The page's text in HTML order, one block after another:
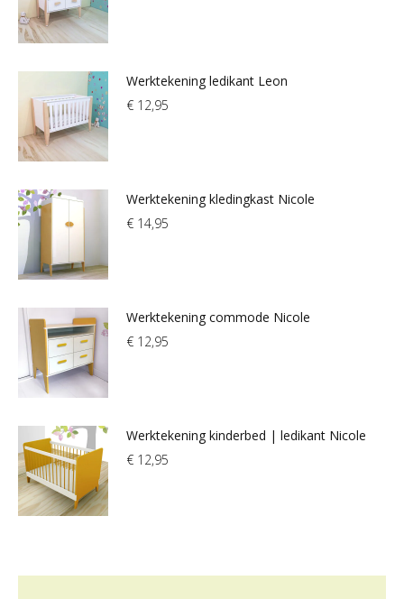
Werktekening ledikant Leon
€ 12,95
Werktekening kledingkast Nicole
€ 14,95
Werktekening commode Nicole
€ 12,95
Werktekening kinderbed | ledikant Nicole
€ 12,95